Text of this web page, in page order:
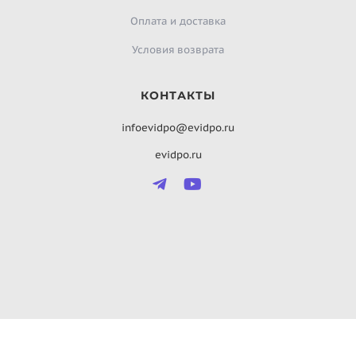
Оплата и доставка
Условия возврата
КОНТАКТЫ
infoevidpo@evidpo.ru
evidpo.ru